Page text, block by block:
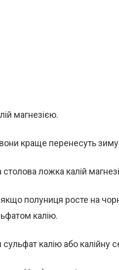
магнезією.
краще перенесуть
ложка калій
полуниця росте на
калію.
калію або калійну